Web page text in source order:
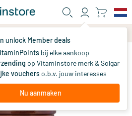
unlock Member deals
bij elke aankoop
op Vitaminstore merk & Solgar
voucherso.b.v. jouw interesses
Nu aanmaken
euro
chat of email
31.